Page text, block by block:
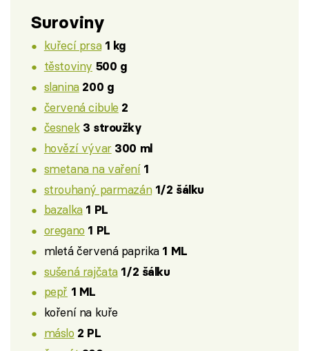
Suroviny
kuřecí prsa 1 kg
těstoviny 500 g
slanina 200 g
červená cibule 2
česnek 3 stroužky
hovězí vývar 300 ml
smetana na vaření 1
strouhaný parmazán 1/2 šálku
bazalka 1 PL
oregano 1 PL
mletá červená paprika 1 ML
sušená rajčata 1/2 šálku
pepř 1 ML
koření na kuře
máslo 2 PL